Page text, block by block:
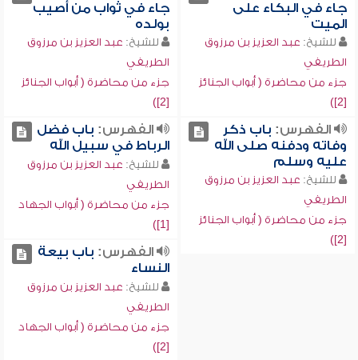
جاء في البكاء على
الميت
للشيخ: عبد العزيز بن مرزوق
الطريفي
جزء من محاضرة ( أبواب الجنائز
[2])
جاء في ثواب من أصيب
بولده
للشيخ: عبد العزيز بن مرزوق
الطريفي
جزء من محاضرة ( أبواب الجنائز
[2])
الفهرس: باب ذكر
وفاته ودفنه صلى الله
عليه وسلم
للشيخ: عبد العزيز بن مرزوق
الطريفي
جزء من محاضرة ( أبواب الجنائز
[2])
الفهرس: باب فضل
الرباط في سبيل الله
للشيخ: عبد العزيز بن مرزوق
الطريفي
جزء من محاضرة ( أبواب الجهاد
[1])
الفهرس: باب بيعة
النساء
للشيخ: عبد العزيز بن مرزوق
الطريفي
جزء من محاضرة ( أبواب الجهاد
[2])